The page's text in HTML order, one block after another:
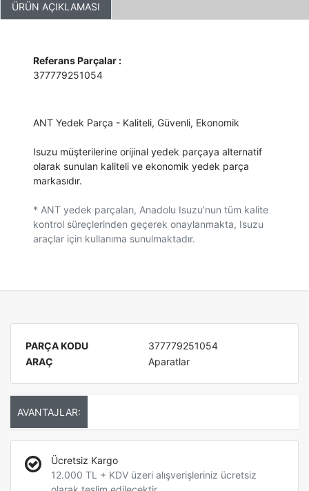
ÜRÜN AÇIKLAMASI
Referans Parçalar :
377779251054
ANT Yedek Parça - Kaliteli, Güvenli, Ekonomik
Isuzu müşterilerine orijinal yedek parçaya alternatif
olarak sunulan kaliteli ve ekonomik yedek parça
markasıdır.
* ANT yedek parçaları, Anadolu Isuzu’nun tüm kalite
kontrol süreçlerinden geçerek onaylanmakta, Isuzu
araçlar için kullanıma sunulmaktadır.
PARÇA KODU
377779251054
ARAÇ
Aparatlar
AVANTAJLAR:
Ücretsiz Kargo
12.000 TL + KDV üzeri alışverişleriniz ücretsiz